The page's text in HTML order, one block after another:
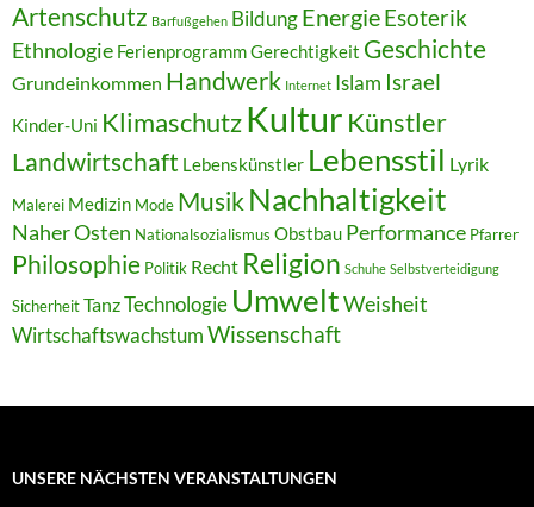
Artenschutz Barfußgehen BildungEnergieEsoterik
Ethnologie FerienprogrammGerechtigkeit Geschichte
Grundeinkommen Handwerk Internet Islam Israel
Kinder-Uni KlimaschutzKultur Künstler
Landwirtschaft Lebenskünstler Lebensstil Lyrik
Malerei Medizin Mode MusikNachhaltigkeit
Naher Osten Nationalsozialismus Obstbau Performance Pfarrer
Philosophie Politik Recht Religion Schuhe Selbstverteidigung
SicherheitTanzTechnologie UmweltWeisheit
WirtschaftswachstumWissenschaft
UNSERE NÄCHSTEN VERANSTALTUNGEN